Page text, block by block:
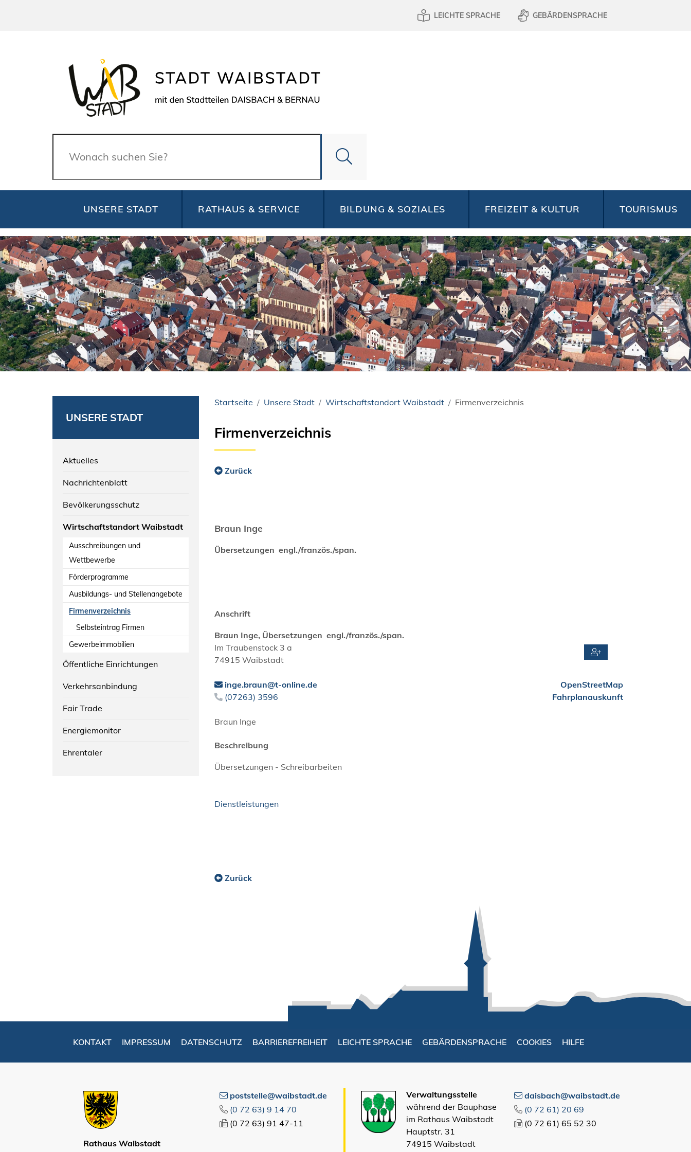
LEICHTE SPRACHE GEBÄRDENSPRACHE
Suche
UNSERE STADT RATHAUS & SERVICE BILDUNG & SOZIALES FREIZEIT & KULTUR TOURISMUS
UNSERE STADT
Aktuelles
Nachrichtenblatt
Bevölkerungsschutz
Wirtschaftstandort Waibstadt
Ausschreibungen und
Wettbewerbe
Förderprogramme
Ausbildungs- und Stellenangebote
Firmenverzeichnis
Selbsteintrag Firmen
Gewerbeimmobilien
Öffentliche Einrichtungen
Verkehrsanbindung
Fair Trade
Energiemonitor
Ehrentaler
Startseite Unsere Stadt Wirtschaftstandort Waibstadt Firmenverzeichnis
Firmenverzeichnis
Zurück
Braun Inge
Übersetzungen engl./französ./span.
Anschrift
Braun Inge, Übersetzungen engl./französ./span.
Im Traubenstock 3 a
74915 Waibstadt
OpenStreetMap
Fahrplanauskunft
inge.braun@t-online.de
(07263) 3596
Braun Inge
Beschreibung
Übersetzungen - Schreibarbeiten
Dienstleistungen
Zurück
KONTAKT IMPRESSUM DATENSCHUTZ BARRIEREFREIHEIT LEICHTE SPRACHE GEBÄRDENSPRACHE COOKIES HILFE
Rathaus Waibstadt
poststelle@waibstadt.de
(0 72 63) 9 14 70
(0 72 63) 91 47-11
Verwaltungsstelle
während der Bauphase
im Rathaus Waibstadt
Hauptstr. 31
74915 Waibstadt
daisbach@waibstadt.de
(0 72 61) 20 69
(0 72 61) 65 52 30